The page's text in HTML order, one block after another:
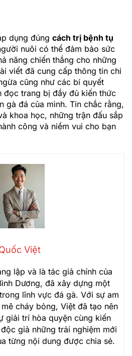
dụng đúng cách trị bệnh tụ
nuôi có thể đảm bảo sức
năng chiến thắng cho những
viết đã cung cấp thông tin chi
cũng như các bí quyết
đọc trang bị đầy đủ kiến thức
gà đá của mình. Tin chắc rằng,
khoa học, những trận đấu sắp
công và niềm vui cho bạn
Việt
lập và là tác giả chính của
Dương, đã xây dựng một
lĩnh vực đá gà. Với sự am
cháy bỏng, Việt đã tạo nên
giải trí hòa quyện cùng kiến
giả những trải nghiệm mới
từng nội dung được chia sẻ.